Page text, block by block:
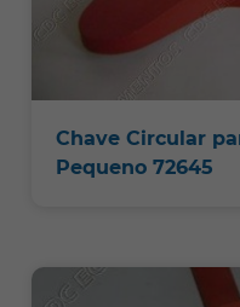
Chave Circular
Pequeno 72645